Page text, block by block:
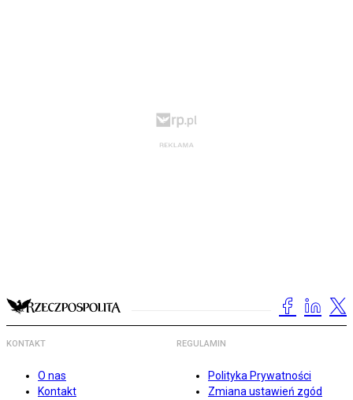
KONTAKT
O nas
Kontakt
REGULAMIN
Polityka Prywatności
Zmiana ustawień zgód